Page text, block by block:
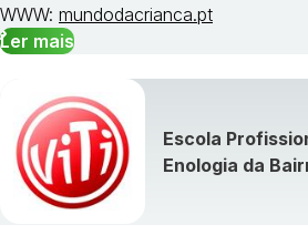
WWW: mundodacrianca.pt
Ler mais
Escola
Enologia da